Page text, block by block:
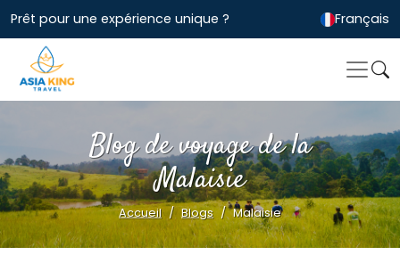
Prêt pour une expérience unique ? Français
Blog de voyage de la
Malaisie
Accueil Blogs Malaisie